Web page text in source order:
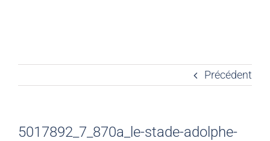
Précédent
5017892_7_870a_le-stade-adolphe-